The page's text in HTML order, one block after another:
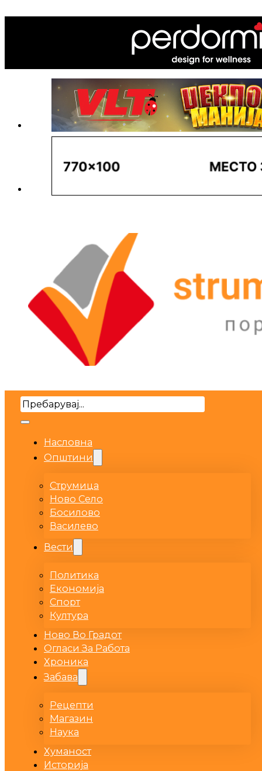
Search
Насловна
Општини
Струмица
Ново Село
Босилово
Василево
Вести
Политика
Економија
Спорт
Култура
Ново Во Градот
Огласи За Работа
Хроника
Забава
Рецепти
Магазин
Наука
Хуманост
Историја